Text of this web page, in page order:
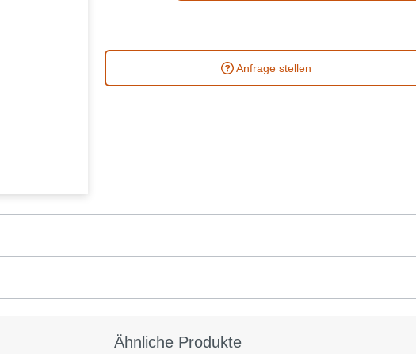
Anfrage stellen
Ähnliche Produkte